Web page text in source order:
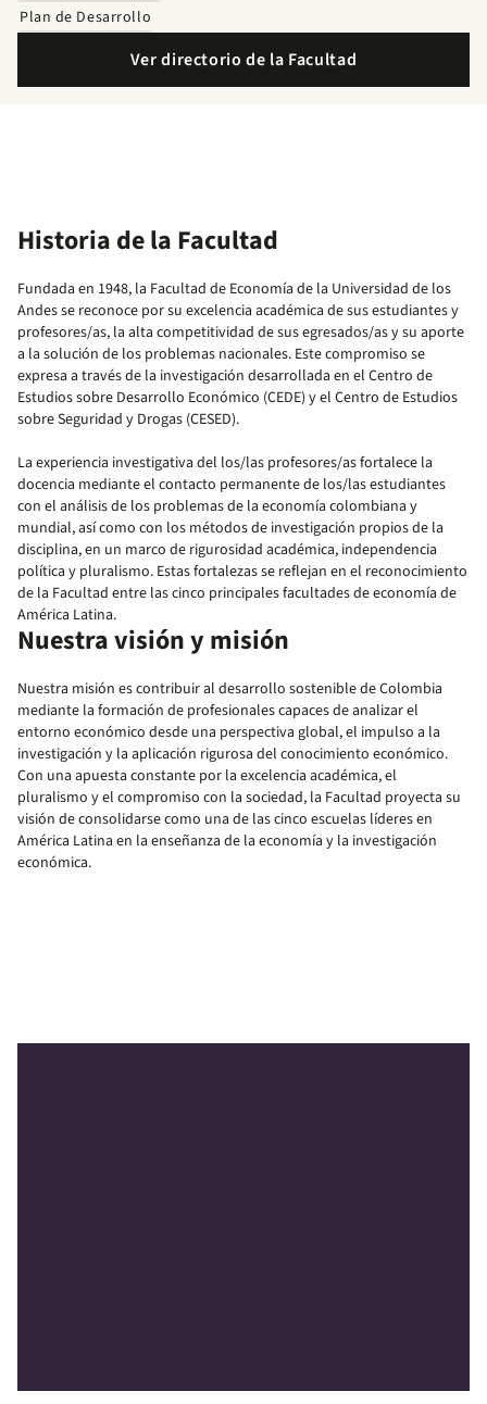
Plan de Desarrollo
Ver directorio de la Facultad
Historia de la Facultad
Fundada en 1948, la Facultad de Economía de la Universidad de los
Andes se reconoce por su excelencia académica de sus estudiantes y
profesores/as, la alta competitividad de sus egresados/as y su aporte
a la solución de los problemas nacionales. Este compromiso se
expresa a través de la investigación desarrollada en el Centro de
Estudios sobre Desarrollo Económico (CEDE) y el Centro de Estudios
sobre Seguridad y Drogas (CESED).
La experiencia investigativa del los/las profesores/as fortalece la
docencia mediante el contacto permanente de los/las estudiantes
con el análisis de los problemas de la economía colombiana y
mundial, así como con los métodos de investigación propios de la
disciplina, en un marco de rigurosidad académica, independencia
política y pluralismo. Estas fortalezas se reflejan en el reconocimiento
de la Facultad entre las cinco principales facultades de economía de
América Latina.
Nuestra visión y misión
Nuestra misión es contribuir al desarrollo sostenible de Colombia
mediante la formación de profesionales capaces de analizar el
entorno económico desde una perspectiva global, el impulso a la
investigación y la aplicación rigurosa del conocimiento económico.
Con una apuesta constante por la excelencia académica, el
pluralismo y el compromiso con la sociedad, la Facultad proyecta su
visión de consolidarse como una de las cinco escuelas líderes en
América Latina en la enseñanza de la economía y la investigación
económica.